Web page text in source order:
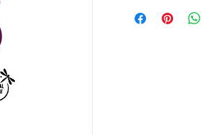
Une liste du